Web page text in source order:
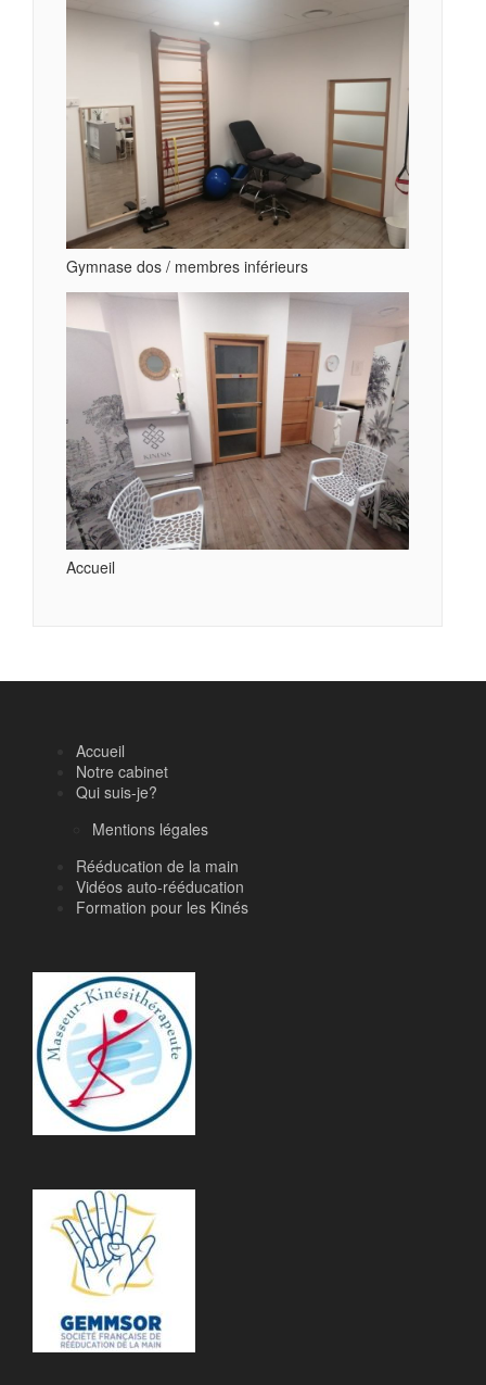
Gymnase dos / membres inférieurs
Accueil
Accueil
Notre cabinet
Qui suis-je?
Mentions légales
Rééducation de la main
Vidéos auto-rééducation
Formation pour les Kinés